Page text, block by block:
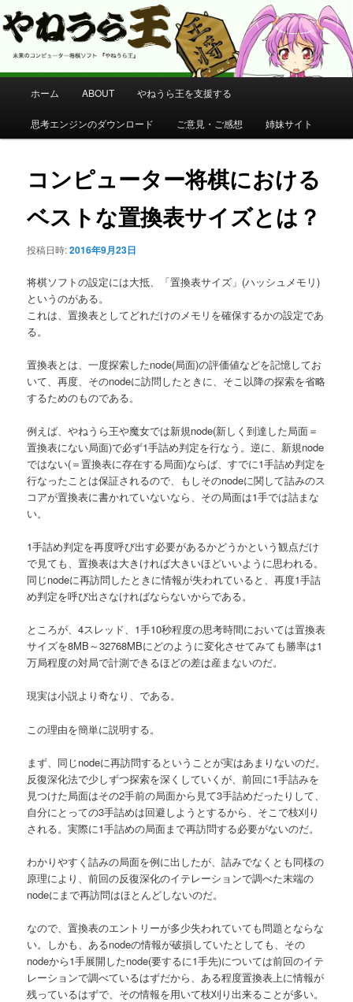
やねうら王 公式サイト
コンピューター将棋 やねうら王 公式サイト
メ
メ
イ
ン
ツ
へ
移
動
ホーム ABOUT やねうら王を支援する
思考エンジンのダウンロード ご意見・ご感想 姉妹サイト
コンピューター将棋における
ベストな置換表サイズとは？
投稿日時:2016年9月23日
将棋ソフトの設定には大抵、「置換表サイズ」(ハッシュメモリ)
というのがある。
これは、置換表としてどれだけのメモリを確保するかの設定であ
る。
置換表とは、一度探索したnode(局面)の評価値などを記憶してお
いて、再度、そのnodeに訪問したときに、そこ以降の探索を省略
するためのものである。
例えば、やねうら王や魔女では新規node(新しく到達した局面＝
置換表にない局面)で必ず1手詰め判定を行なう。逆に、新規node
ではない(＝置換表に存在する局面)ならば、すでに1手詰め判定を
行なったことは保証されるので、もしそのnodeに関して詰みのス
コアが置換表に書かれていないなら、その局面は1手では詰まな
い。
1手詰め判定を再度呼び出す必要があるかどうかという観点だけ
で見ても、置換表は大きければ大きいほどいいように思われる。
同じnodeに再訪問したときに情報が失われていると、再度1手詰
め判定を呼び出さなければならないからである。
ところが、4スレッド、1手10秒程度の思考時間においては置換表
サイズを8MB～32768MBにどのように変化させてみても勝率は1
万局程度の対局で計測できるほどの差は産まないのだ。
現実は小説より奇なり、である。
この理由を簡単に説明する。
まず、同じnodeに再訪問するということが実はあまりないのだ。
反復深化法で少しずつ探索を深くしていくが、前回に1手詰みを
見つけた局面はその2手前の局面から見て3手詰めだったりして、
自分にとっての3手詰めは回避しようとするから、そこで枝刈り
される。実際に1手詰めの局面まで再訪問する必要がないのだ。
わかりやすく詰みの局面を例に出したが、詰みでなくとも同様の
原理により、前回の反復深化のイテレーションで調べた末端の
nodeにまで再訪問はほとんどしないのだ。
なので、置換表のエントリーが多少失われていても問題とならな
い。しかも、あるnodeの情報が破損していたとしても、その
nodeから1手展開したnode(要するに1手先)については前回のイテ
レーションで調べているはずだから、ある程度置換表上に情報が
残っているはずで、その情報を用いて枝刈り出来ることが多い。